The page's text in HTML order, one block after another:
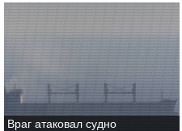
Враг атаковал судно